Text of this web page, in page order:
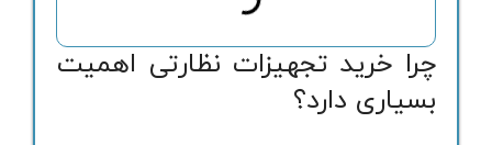
چرا خرید تجهیزات نظارتی اهمیت
بسیاری دارد؟